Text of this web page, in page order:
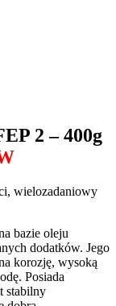
2 – 400g
wielozadaniowy
bazie oleju
dodatków. Jego
korozję, wysoką
Posiada
stabilny